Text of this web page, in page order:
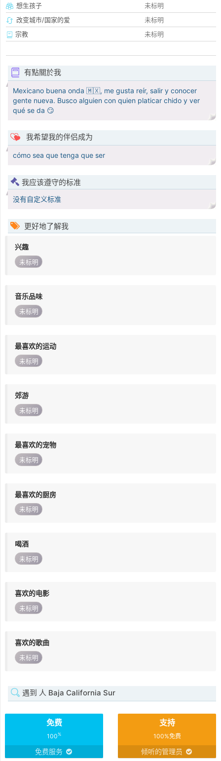
想生孩子
未标明
改变城市/国家的爱
未标明
宗教
未标明
有點關於我
Mexicano buena onda 🇲🇽, me gusta reír, salir y conocer
gente nueva. Busco alguien con quien platicar chido y ver
qué se da 😏
我希望我的伴侣成为
cómo sea que tenga que ser
我应该遵守的标准
没有自定义标准
更好地了解我
兴趣
未标明
音乐品味
未标明
最喜欢的运动
未标明
郊游
未标明
最喜欢的宠物
未标明
最喜欢的厨房
未标明
喝酒
未标明
喜欢的电影
未标明
喜欢的歌曲
未标明
遇到 人 Baja California Sur
免费
100%
免费服务
支持
100%免费
倾听的管理员